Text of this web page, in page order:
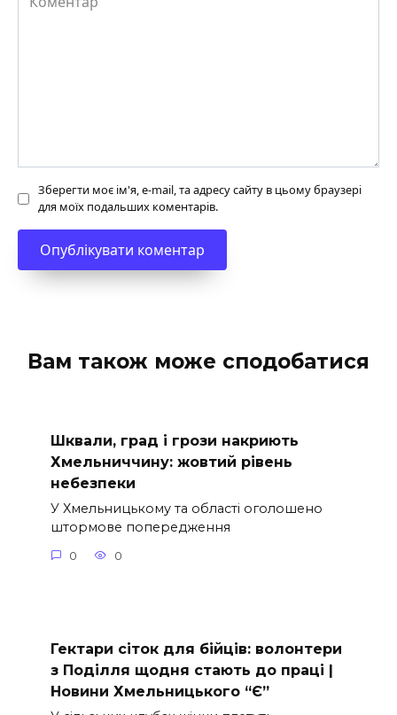
Зберегти моє ім'я, e-mail, та адресу сайту в цьому браузері
для моїх подальших коментарів.
Вам також може сподобатися
Шквали, град і грози накриють
Хмельниччину: жовтий рівень
небезпеки
У Хмельницькому та області оголошено
штормове попередження
0 0
Гектари сіток для бійців: волонтери
з Поділля щодня стають до праці |
Новини Хмельницького “Є”